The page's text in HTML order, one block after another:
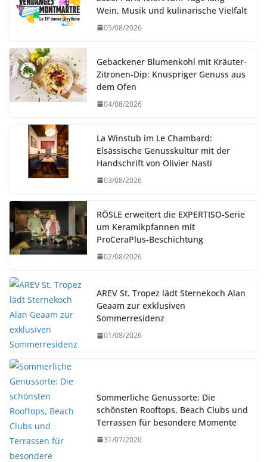
Wein, Musik und kulinarische Vielfalt
05/08/2026
Gebackener Blumenkohl mit Kräuter-
Zitronen-Dip: Knuspriger Genuss aus
dem Ofen
04/08/2026
La Winstub im Le Chambard:
Elsässische Genusskultur mit der
Handschrift von Olivier Nasti
03/08/2026
RÖSLE erweitert die EXPERTISO-Serie
um Keramikpfannen mit
ProCeraPlus-Beschichtung
02/08/2026
AREV St. Tropez lädt Sternekoch Alan
Geaam zur exklusiven
Sommerresidenz
01/08/2026
Sommerliche Genussorte: Die
schönsten Rooftops, Beach Clubs und
Terrassen für besondere Momente
31/07/2026